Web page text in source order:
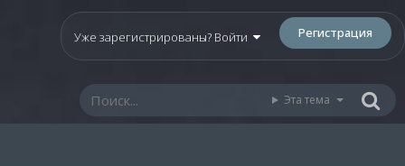
Уже зарегистрированы? Войти Регистрация
Эта тема